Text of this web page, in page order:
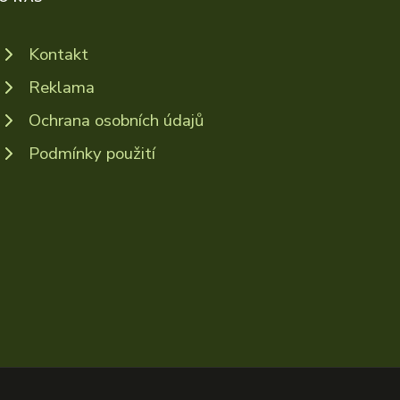
Kontakt
Reklama
Ochrana osobních údajů
Podmínky použití